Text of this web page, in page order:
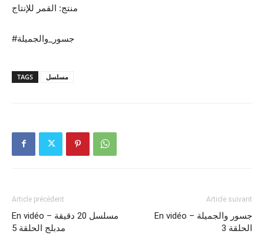
منتج: القمر للإنتاج
#جسور_والجميلة
TAGS مسلسل
Article précédent
En vidéo – مسلسل 20 دقيقة
مدبلج الحلقة 5
Article suivant
En vidéo – جسور والجميلة
الحلقة 3